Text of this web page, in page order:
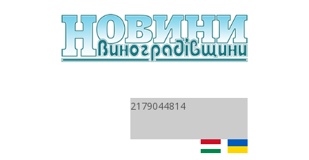
2179044814